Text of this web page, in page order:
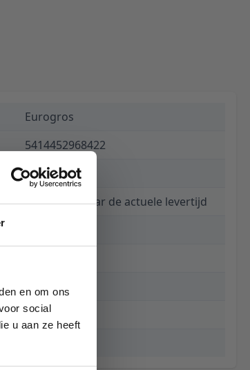
en om ons
social
u aan ze heeft
Eurogros
5414452968422
€ 569,00
Informeer naar de actuele levertijd
340 cm
240 cm